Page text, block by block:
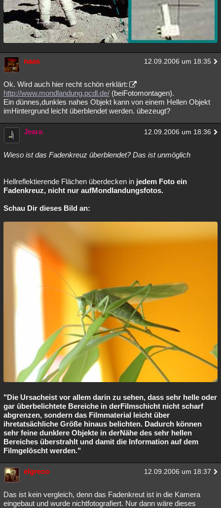
naas 12.09.2006 um 18:35
Ok. Wird auch hier recht schön erklärt:
http://www.mondlandung.pcdl.de/ (beiFotomontagen).
Ein dünnes,dunkles nahes Objekt kann von einem Hellen Objekt
imHintergrund leicht überblendet werden. übezeugt?
Jeara 12.09.2006 um 18:36
Wieso ist das Fadenkreuz überblendet? Das ist unmöglich
Hellreflektierende Flächen überdecken in jedem Foto ein
Fadenkreuz, nicht nur aufMondlandungsfotos.
Schau Dir dieses Bild an:
"Die Ursacheist vor allem darin zu sehen, dass sehr helle oder
gar überbelichtete Bereiche in derFilmschicht nicht scharf
abgrenzen, sondern das Filmmaterial leicht über
ihretatsächliche Größe hinaus belichten. Dadurch können
sehr feine dunklere Objekte in derNähe des sehr hellen
Bereiches überstrahlt und damit die Information auf dem
Filmgelöscht werden."
elgreco 12.09.2006 um 18:37
Das ist kein vergleich, denn das Fadenkreut ist in die Kamera
eingebaut und wurde nichtfotografiert. Nur dann wäre dieses